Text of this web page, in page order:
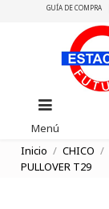
GUÍA DE COMPRA
Menú
Inicio
CHICO
PULLOVER T29